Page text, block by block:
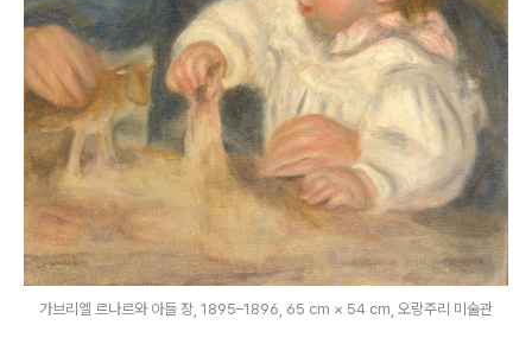
가브리엘 르나르와 아들 장, 1895–1896, 65 cm × 54 cm, 오랑주리 미술관